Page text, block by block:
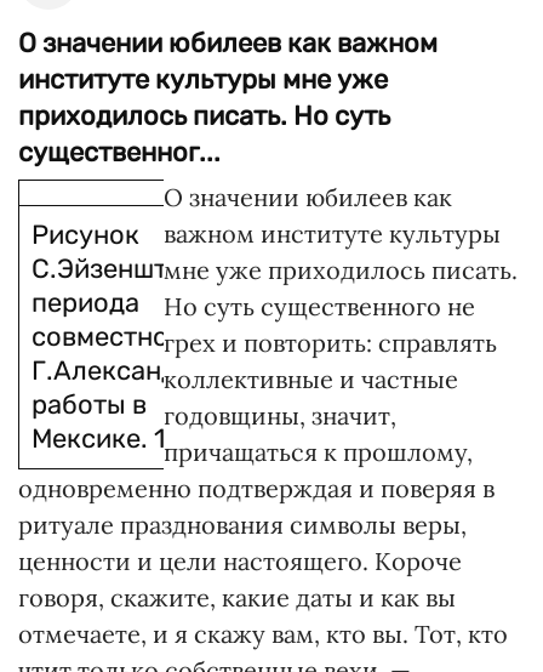
О значении юбилеев как важном
институте культуры мне уже
приходилось писать. Но суть
существенног...
Рисунок
С.Эйзенштейна
периода
совместной с
Г.Александровым
работы в
Мексике. 1932 г.
О значении юбилеев как
важном институте культуры
мне уже приходилось писать.
Но суть существенного не
грех и повторить: справлять
коллективные и частные
годовщины, значит,
причащаться к прошлому,
одновременно подтверждая и поверяя в
ритуале празднования символы веры,
ценности и цели настоящего. Короче
говоря, скажите, какие даты и как вы
отмечаете, и я скажу вам, кто вы. Тот, кто